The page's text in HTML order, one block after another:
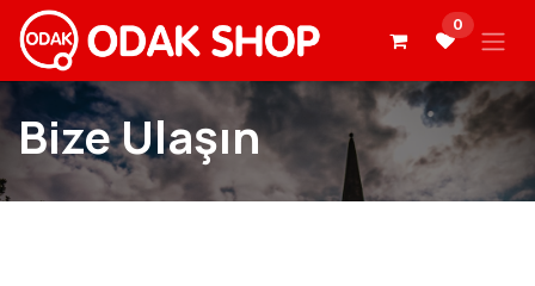
İçereği Atla
0
Bize Ulaşın